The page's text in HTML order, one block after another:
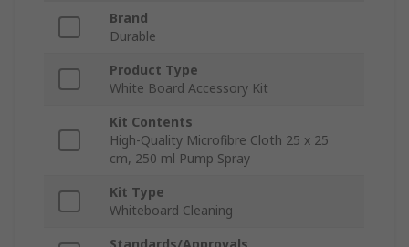
Brand
Durable
Product Type
White Board Accessory Kit
Kit Contents
High-Quality Microfibre Cloth 25 x 25
cm, 250 ml Pump Spray
Kit Type
Whiteboard Cleaning